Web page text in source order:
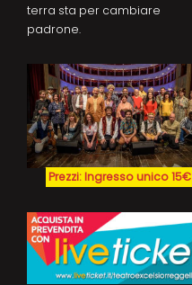
terra sta per cambiare
padrone.
Prezzi: Ingresso unico 15€